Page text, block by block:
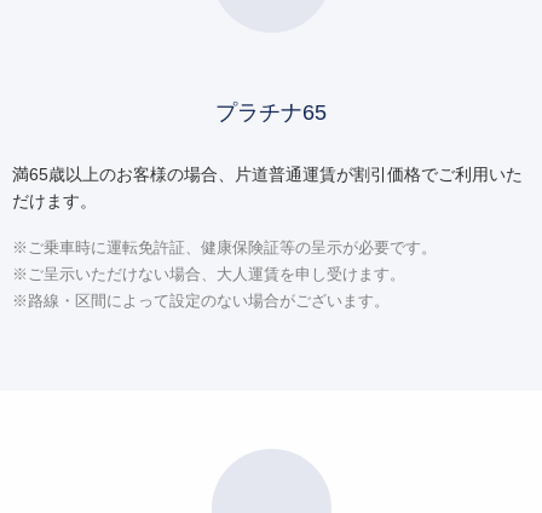
プラチナ65
満65歳以上のお客様の場合、片道普通運賃が割引価格でご利用いた
だけます。
※ご乗車時に運転免許証、健康保険証等の呈示が必要です。
※ご呈示いただけない場合、大人運賃を申し受けます。
※路線・区間によって設定のない場合がございます。